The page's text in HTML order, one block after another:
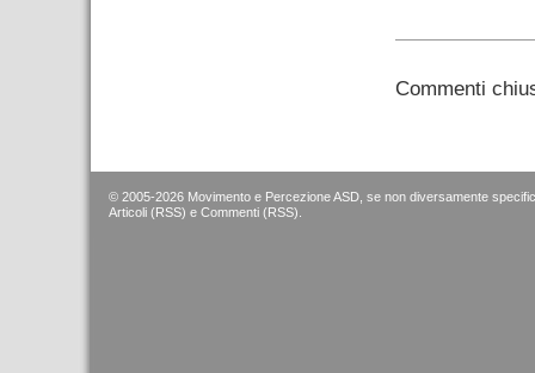
Commenti
© 2005-2026 Movimento e Percezione ASD, se non diversamente
Articoli (RSS) e Commenti (RSS)